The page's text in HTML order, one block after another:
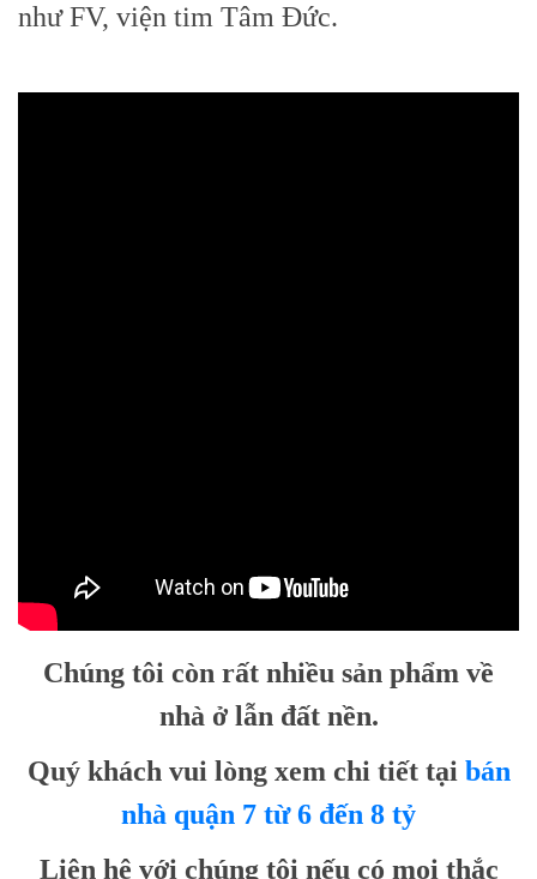
như FV, viện tim Tâm Đức.
Chúng tôi còn rất nhiều sản phẩm về
nhà ở lẫn đất nền.
Quý khách vui lòng xem chi tiết tại bán
nhà quận 7 từ 6 đến 8 tỷ
Liên hệ với chúng tôi nếu có mọi thắc